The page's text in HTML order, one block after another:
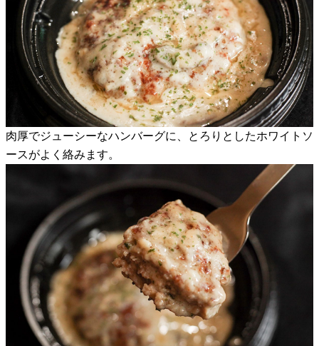
肉厚でジューシーなハンバーグに、とろりとしたホワイトソ
ースがよく絡みます。